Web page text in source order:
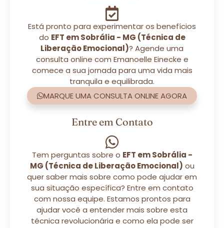
Está pronto para experimentar os benefícios
do EFT em Sobrália - MG (Técnica de
Liberação Emocional)? Agende uma
consulta online com Emanoelle Einecke e
comece a sua jornada para uma vida mais
tranquila e equilibrada.
MARQUE UMA CONSULTA ONLINE AGORA
Entre em Contato
Tem perguntas sobre o EFT em Sobrália -
MG (Técnica de Liberação Emocional) ou
quer saber mais sobre como pode ajudar em
sua situação específica? Entre em contato
com nossa equipe. Estamos prontos para
ajudar você a entender mais sobre esta
técnica revolucionária e como ela pode ser